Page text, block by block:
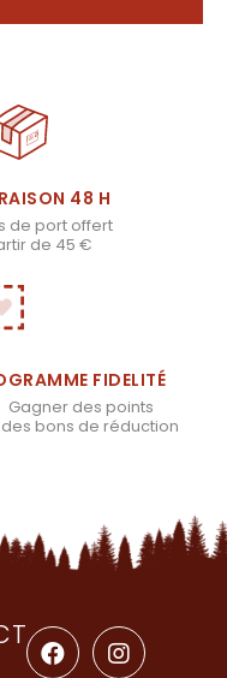
48 H
de port offert
de 45 €
FIDELITÉ
Gagner des points
bons de réduction